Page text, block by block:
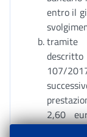
entro il
tramite
107/
2,60